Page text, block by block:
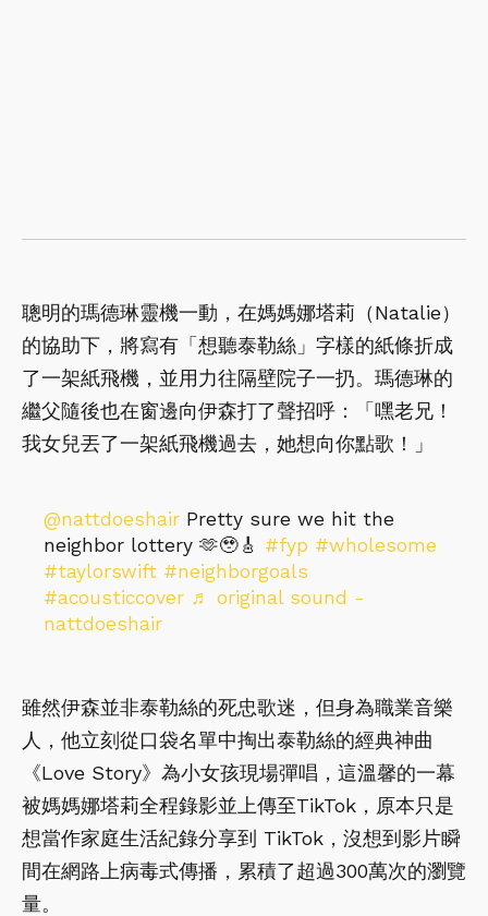
聰明的瑪德琳靈機一動，在媽媽娜塔莉（Natalie）
的協助下，將寫有「想聽泰勒絲」字樣的紙條折成
了一架紙飛機，並用力往隔壁院子一扔。瑪德琳的
繼父隨後也在窗邊向伊森打了聲招呼：「嘿老兄！
我女兒丟了一架紙飛機過去，她想向你點歌！」
@nattdoeshair Pretty sure we hit the
neighbor lottery 🫶🥹🎸 #fyp #wholesome
#taylorswift #neighborgoals
#acousticcover ♬ original sound -
nattdoeshair
雖然伊森並非泰勒絲的死忠歌迷，但身為職業音樂
人，他立刻從口袋名單中掏出泰勒絲的經典神曲
《Love Story》為小女孩現場彈唱，這溫馨的一幕
被媽媽娜塔莉全程錄影並上傳至TikTok，原本只是
想當作家庭生活紀錄分享到 TikTok，沒想到影片瞬
間在網路上病毒式傳播，累積了超過300萬次的瀏覽
量。